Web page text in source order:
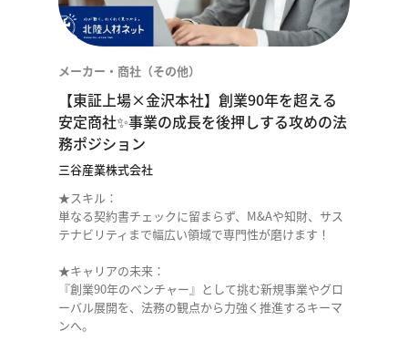
メーカー・商社（その他）
【東証上場×金沢本社】創業90年を超える
安定商社✨事業の成長を後押しする攻めの法
務ポジション
三谷産業株式会社
★スキル：
単なる契約書チェックに留まらず、M&Aや知財、サス
テナビリティまで幅広い領域で専門性が磨けます！
★キャリアの未来：
『創業90年のベンチャー』として挑む新規事業やグロ
ーバル展開を、法務の観点から力強く推進するキーマ
ンへ。